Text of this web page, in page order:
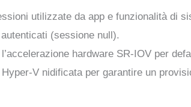
utilizzate da app e funzionalità di
(sessione null).
hardware SR-IOV per
V nidificata per garantire un